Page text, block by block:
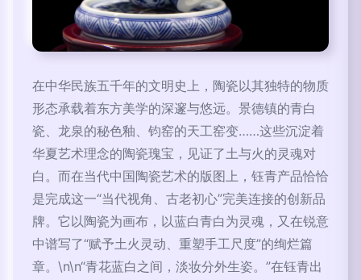
在中华民族五千年的文明史上，陶瓷以其独特的物质
形态承载着东方美学的深邃与悠远。景德镇的青白
瓷、龙泉的秘色釉、钧窑的天工窑变……这些沉淀着
华夏艺术理念的陶瓷瑰宝，见证了土与火的灵魂对
白。而在当代中国陶瓷艺术的版图上，钰青产品恰恰
是完成这一“当代视角、古老初心”完美连接的创新品
牌。它以陶瓷为画布，以蓝白青白为灵魂，又在锐意
中谱写了“赋予土火灵动、重塑手工尺度”的绚烂篇
章。\n\n“青花蓝白之间，淡妆分外生姿。”在钰青出